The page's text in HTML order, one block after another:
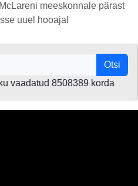
meeskonnale pärast
uuel hooajal
Otsi
vaadatud 8508389 korda